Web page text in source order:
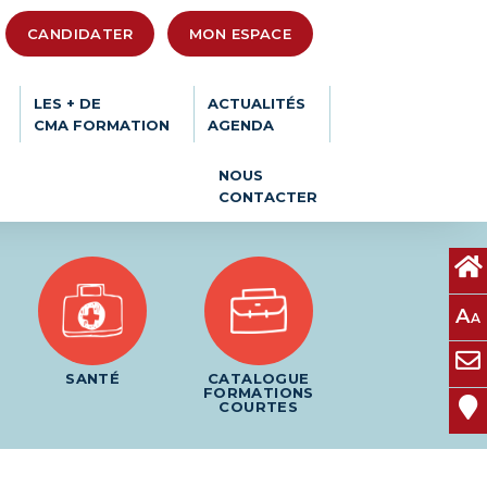
CANDIDATER MON ESPACE
LES + DE
CMA FORMATION
ACTUALITÉS
AGENDA
NOUS
CONTACTER
SANTÉ
CATALOGUE
FORMATIONS
COURTES
AA